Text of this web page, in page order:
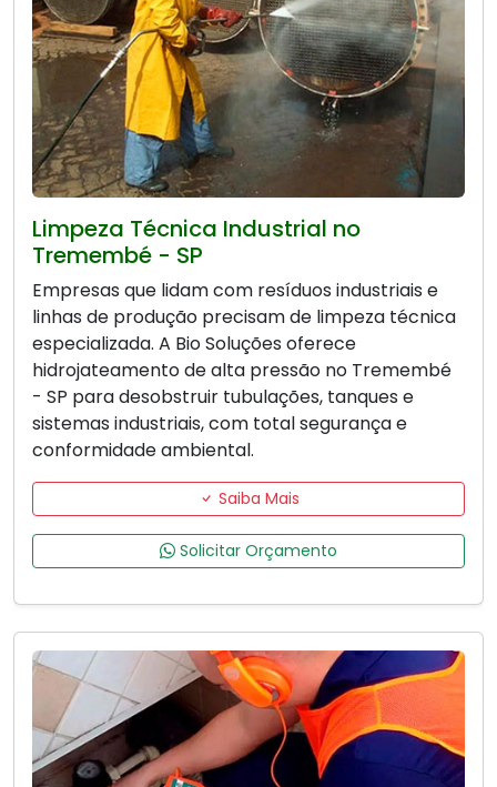
Limpeza Técnica Industrial no
Tremembé - SP
Empresas que lidam com resíduos industriais e
linhas de produção precisam de limpeza técnica
especializada. A Bio Soluções oferece
hidrojateamento de alta pressão no Tremembé
- SP para desobstruir tubulações, tanques e
sistemas industriais, com total segurança e
conformidade ambiental.
Saiba Mais
Solicitar Orçamento